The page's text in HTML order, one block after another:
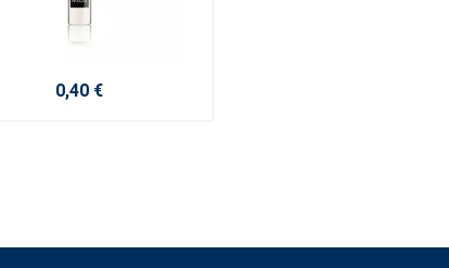
0,40 €